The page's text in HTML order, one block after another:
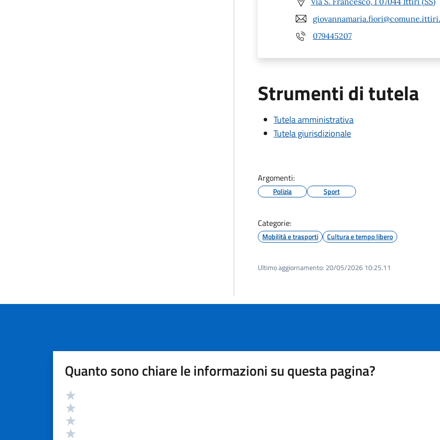
079445207
Strumenti di tutela
Tutela amministrativa
Tutela giurisdizionale
Argomenti:
Polizia Sport
Categorie:
Mobilità e trasporti Cultura e tempo libero
Ultimo aggiornamento: 20/05/2026 10:25.11
Quanto sono chiare le informazioni su questa pagina?
Valutazione